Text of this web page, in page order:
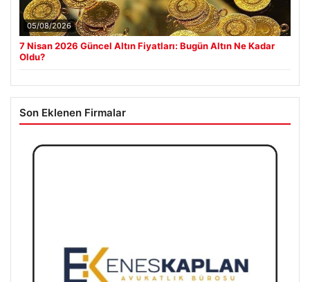
05/08/2026
7 Nisan 2026 Güncel Altın Fiyatları: Bugün Altın Ne Kadar
Oldu?
Son Eklenen Firmalar